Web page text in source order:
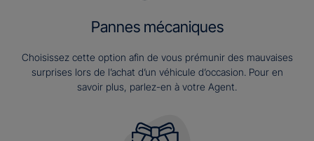
Pannes mécaniques
Choisissez cette option afin de vous prémunir des mauvaises
surprises lors de l’achat d’un véhicule d’occasion. Pour en
savoir plus, parlez-en à votre Agent.